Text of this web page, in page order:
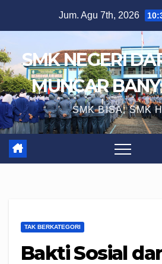
Jum. Agu 7th, 2026
SMK NEGERI
MUNCAR
SMK BISA, SMK
TAK BERKATEGORI
Bakti Sosial